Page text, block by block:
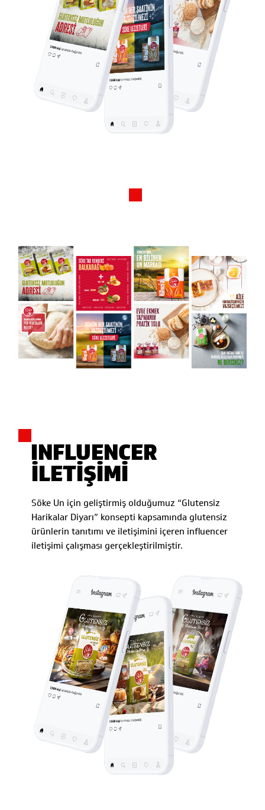
INFLUENCER
İLETİŞİMİ
Söke Un için geliştirmiş olduğumuz “Glutensiz
Harikalar Diyarı” konsepti kapsamında glutensiz
ürünlerin tanıtımı ve iletişimini içeren influencer
iletişimi çalışması gerçekleştirilmiştir.